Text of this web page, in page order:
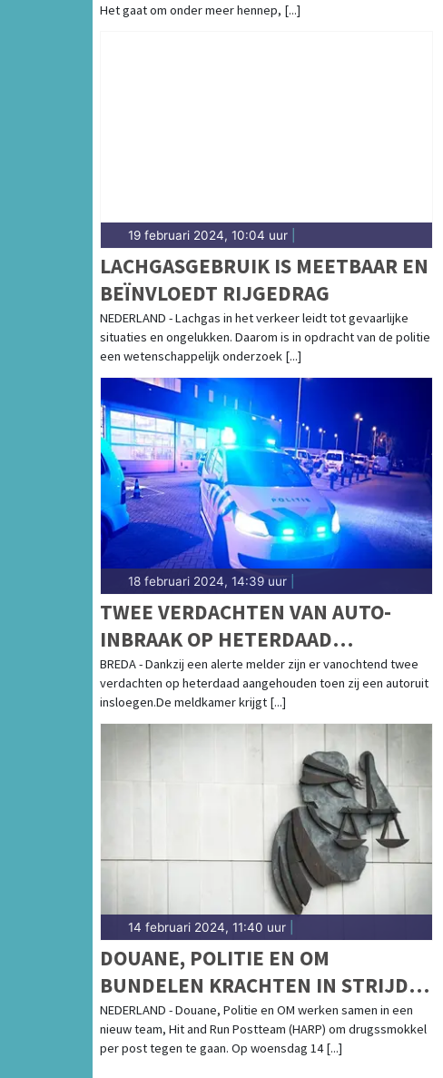
Het gaat om onder meer hennep, [...]
19 februari 2024, 10:04 uur
LACHGASGEBRUIK IS MEETBAAR EN
BEÏNVLOEDT RIJGEDRAG
NEDERLAND - Lachgas in het verkeer leidt tot gevaarlijke
situaties en ongelukken. Daarom is in opdracht van de politie
een wetenschappelijk onderzoek [...]
18 februari 2024, 14:39 uur
TWEE VERDACHTEN VAN AUTO-
INBRAAK OP HETERDAAD
AANGEHOUDEN
BREDA - Dankzij een alerte melder zijn er vanochtend twee
verdachten op heterdaad aangehouden toen zij een autoruit
insloegen.De meldkamer krijgt [...]
14 februari 2024, 11:40 uur
DOUANE, POLITIE EN OM
BUNDELEN KRACHTEN IN STRIJD
TEGEN DRUGSZENDINGEN PER
POST
NEDERLAND - Douane, Politie en OM werken samen in een
nieuw team, Hit and Run Postteam (HARP) om drugssmokkel
per post tegen te gaan. Op woensdag 14 [...]